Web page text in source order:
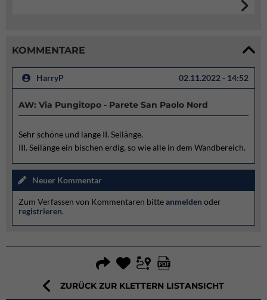
KOMMENTARE
HarryP 02.11.2022 - 14:52
AW: Via Pungitopo - Parete San Paolo Nord
Sehr schöne und lange II. Seilänge.
III. Seilänge ein bischen erdig, so wie alle in dem Wandbereich.
Neuer Kommentar
Zum Verfassen von Kommentaren bitteanmelden oder
registrieren.
ZURÜCK ZUR KLETTERN LISTANSICHT